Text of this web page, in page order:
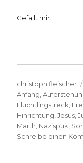
Gefällt mir:
Autor
christoph.fleischer
Anfang ,
Flüchtlingstreck
Hinrichtung ,Jesus ,
Marth Nazispuk
Schreibe einen